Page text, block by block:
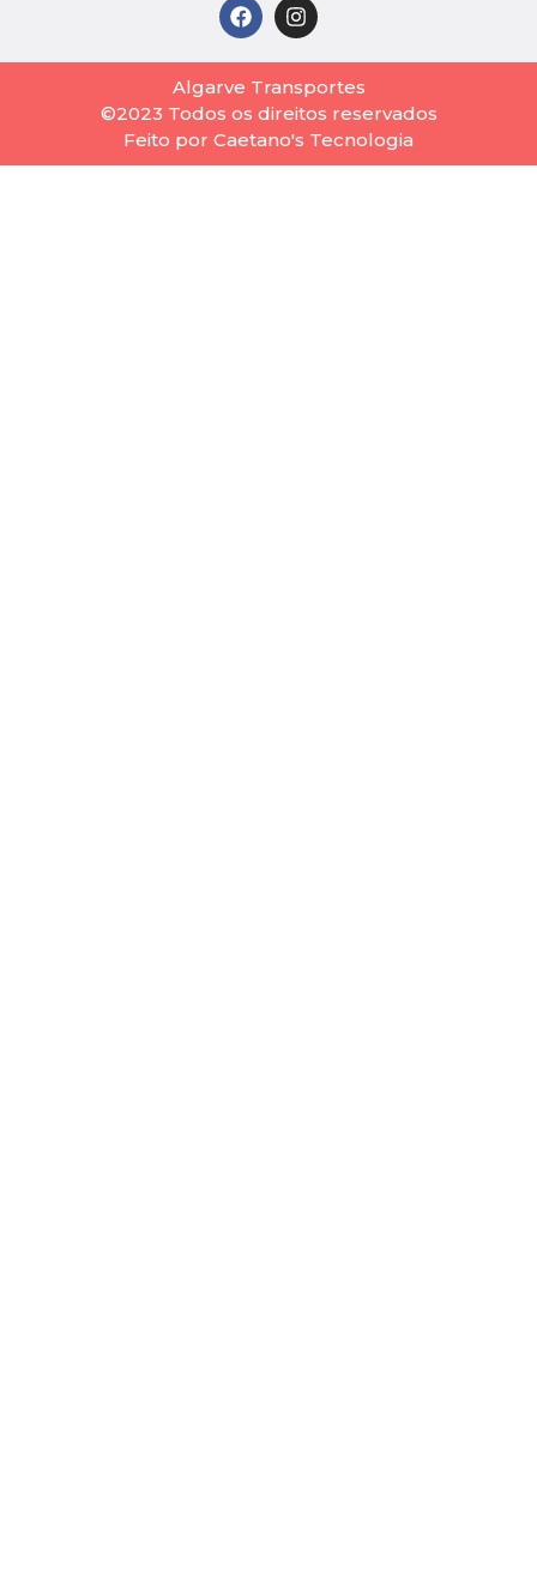
Algarve Transportes
©2023 Todos os direitos reservados
Feito por Caetano's Tecnologia